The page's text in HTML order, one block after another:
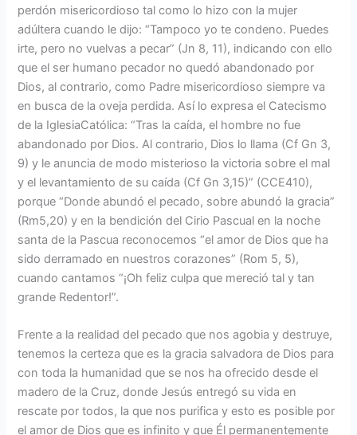
perdón misericordioso tal como lo hizo con la mujer
adúltera cuando le dijo: “Tampoco yo te condeno. Puedes
irte, pero no vuelvas a pecar” (Jn 8, 11), indicando con ello
que el ser humano pecador no quedó abandonado por
Dios, al contrario, como Padre misericordioso siempre va
en busca de la oveja perdida. Así lo expresa el Catecismo
de la IglesiaCatólica: “Tras la caída, el hombre no fue
abandonado por Dios. Al contrario, Dios lo llama (Cf Gn 3,
9) y le anuncia de modo misterioso la victoria sobre el mal
y el levantamiento de su caída (Cf Gn 3,15)” (CCE410),
porque “Donde abundó el pecado, sobre abundó la gracia”
(Rm5,20) y en la bendición del Cirio Pascual en la noche
santa de la Pascua reconocemos “el amor de Dios que ha
sido derramado en nuestros corazones” (Rom 5, 5),
cuando cantamos “¡Oh feliz culpa que mereció tal y tan
grande Redentor!”.
Frente a la realidad del pecado que nos agobia y destruye,
tenemos la certeza que es la gracia salvadora de Dios para
con toda la humanidad que se nos ha ofrecido desde el
madero de la Cruz, donde Jesús entregó su vida en
rescate por todos, la que nos purifica y esto es posible por
el amor de Dios que es infinito y que Él permanentemente